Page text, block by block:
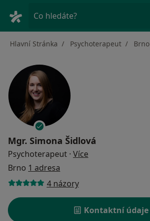
Co hledáte?
Hlavní Stránka Psychoterapeut Brno
Mgr. Simona Šidlová
Psychoterapeut · Více
Brno 1 adresa
4 názory
Kontaktní údaje